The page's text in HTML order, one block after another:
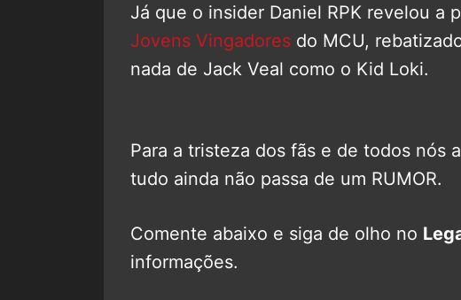
Já que o insider Daniel RPK revelou a
Jovens Vingadores do MCU,
nada de Jack Veal como o Kid Loki.
Para a tristeza dos fãs e de todos nós
tudo ainda não passa de um RUMOR.
Comente abaixo e siga de olho no
informações.